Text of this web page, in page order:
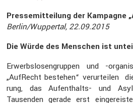
Presse­mit­tei­lung der Kampagne
Berlin/Wuppertal, 22.09.2015
Die Würde des Menschen ist
Erwerbs­lo­sen­gruppen und -
„AufRecht bestehen“ verur­teilen
rung, das Aufent­halts- und
Tausenden gerade erst